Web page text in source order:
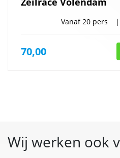
Vanaf20 pers
70,00
Wij werken ook